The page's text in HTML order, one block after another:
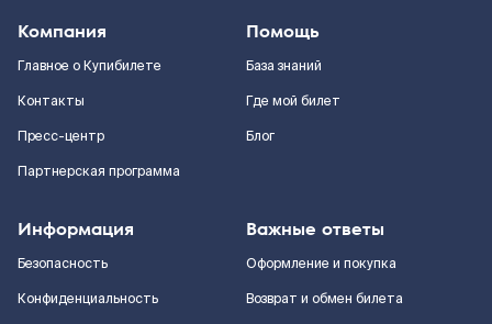
Компания
Главное о Купибилете
Контакты
Пресс-центр
Партнерская программа
Помощь
База знаний
Где мой билет
Блог
Информация
Безопасность
Конфиденциальность
Важные ответы
Оформление и покупка
Возврат и обмен билета